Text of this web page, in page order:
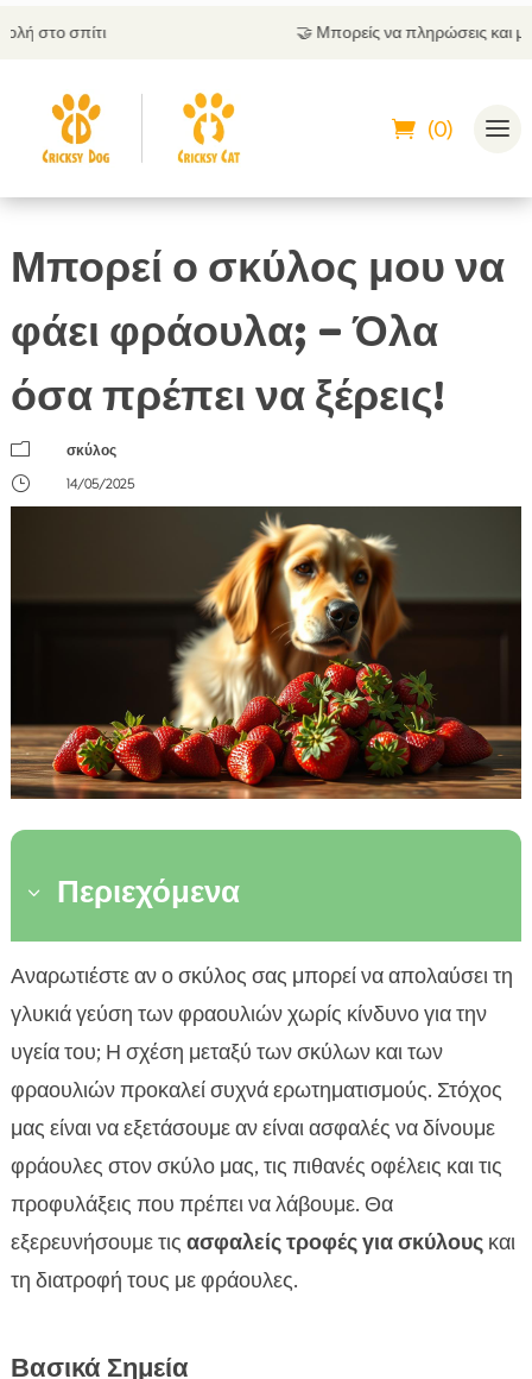
Μπορείς να πληρώσεις και με αντικαταβολή
(0)
Μπορεί ο σκύλος μου να
φάει φράουλα; – Όλα
όσα πρέπει να ξέρεις!
m
σκύλος
}
14/05/2025
3 Περιεχόμενα
 Γιατί οι φράουλες είναι ωφέλιμες;
 Μπορεί ο σκύλος να φάει φράουλες με απόλυτη
ασφάλεια;
Πιθανά οφέλη της φράουλας για τον σκύλο
Πιθανοί κίνδυνοι και προφυλάξεις
Πώς να δώσετε φράουλες στο σκύλο σωστά
Σκύλος φράουλα: Μια ασφαλής επιλογή;
Πότε να αποφεύγετε να δίνετε φράουλες στο
σκύλο
Άλλες φρούτες που είναι ασφαλείς για τους
 Αναγνωρίστε σημάδια αλλεργίας ή δυσανεξίας
Αναρωτιέστε αν ο σκύλος σας μπορεί να απολαύσει τη
γλυκιά γεύση των φραουλιών χωρίς κίνδυνο για την
υγεία του; Η σχέση μεταξύ των σκύλων και των
φραουλιών προκαλεί συχνά ερωτηματισμούς. Στόχος
μας είναι να εξετάσουμε αν είναι ασφαλές να δίνουμε
φράουλες στον σκύλο μας, τις πιθανές οφέλεις και τις
προφυλάξεις που πρέπει να λάβουμε. Θα
εξερευνήσουμε τις ασφαλείς τροφές για σκύλουςκαι
τη διατροφή τους με φράουλες.
Βασικά Σημεία